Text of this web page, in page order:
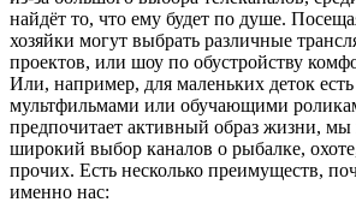
найдёт то, что ему будет по душе.
хозяйки могут выбрать различные
проектов, или шоу по обустройству
Или, например, для маленьких деток есть
мультфильмами или обучающими
предпочитает активный образ жизни, мы
широкий выбор каналов о рыбалке,
прочих. Есть несколько преимуществ,
именно нас: